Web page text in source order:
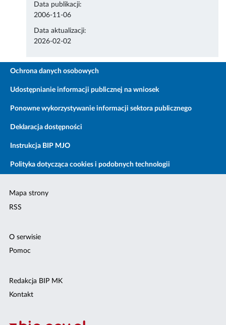
Data publikacji:
2006-11-06
Data aktualizacji:
2026-02-02
Ochrona danych osobowych
Udostępnianie informacji publicznej na wniosek
Ponowne wykorzystywanie informacji sektora publicznego
Deklaracja dostępności
Instrukcja BIP MJO
Polityka dotycząca cookies i podobnych technologii
Mapa strony
RSS
O serwisie
Pomoc
Redakcja BIP MK
Kontakt